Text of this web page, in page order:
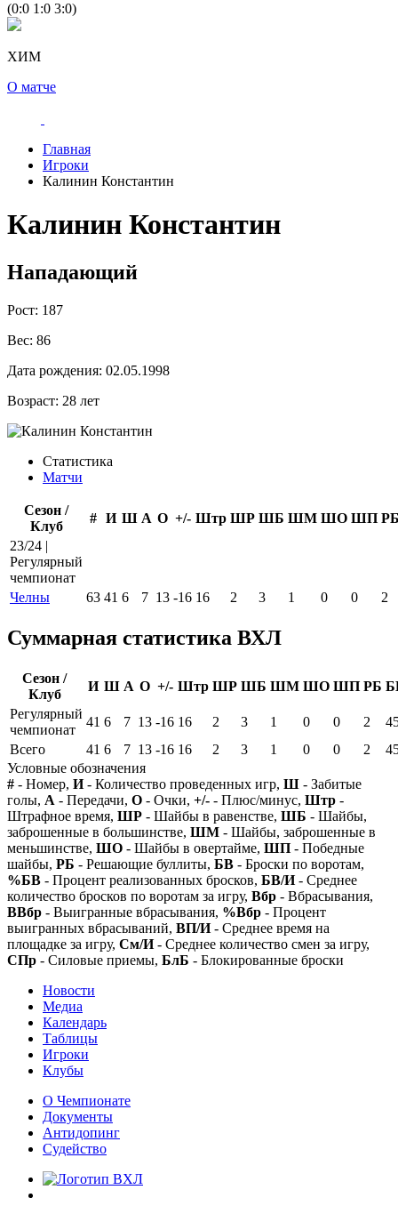
(0:0 1:0 3:0)
ХИМ
О матче
Главная
Игроки
Калинин Константин
Калинин Константин
Нападающий
Рост: 187
Вес: 86
Дата рождения: 02.05.1998
Возраст: 28 лет
Статистика
Матчи
Сезон /
Клуб
# И Ш А О +/- Штр ШР ШБ ШМ ШО ШП
23/24 |
Регулярный
чемпионат
Челны
63 41 6 7 13 -16 16 2 3 1 0 0 2
Суммарная статистика ВХЛ
Сезон /
Клуб
И Ш А О +/- Штр ШР ШБ ШМ ШО ШП РБ
Регулярный
чемпионат
41 6 7 13 -16 16 2 3 1 0 0 2
Всего
41 6 7 13 -16 16 2 3 1 0 0 2
Условные обозначения
# - Номер, И- Количество проведенных игр, Ш - Забитые
голы, А - Передачи, О - Очки, +/- - Плюс/минус, Штр -
Штрафное время, ШР - Шайбы в равенстве, ШБ - Шайбы,
заброшенные в большинстве, ШМ - Шайбы, заброшенные в
меньшинстве, ШО - Шайбы в овертайме, ШП - Победные
шайбы, РБ - Решающие буллиты, БВ - Броски по воротам,
%БВ - Процент реализованных бросков, БВ/И- Среднее
количество бросков по воротам за игру, Вбр - Вбрасывания,
ВВбр - Выигранные вбрасывания, %Вбр - Процент
выигранных вбрасываний, ВП/И- Среднее время на
площадке за игру, См/И- Среднее количество смен за игру,
СПр - Силовые приемы, БлБ - Блокированные броски
Новости
Медиа
Календарь
Таблицы
Игроки
Клубы
О Чемпионате
Документы
Антидопинг
Судейство